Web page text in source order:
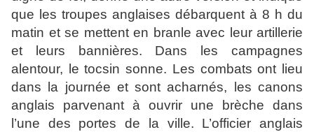
que les troupes anglaises débarquent à 8 h du
matin et se mettent en branle avec leur artillerie
et leurs bannières. Dans les campagnes
alentour, le tocsin sonne. Les combats ont lieu
dans la journée et sont acharnés, les canons
anglais parvenant à ouvrir une brèche dans
l’une des portes de la ville. L’officier anglais